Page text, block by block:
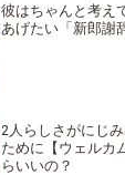
彼はちゃんと考え
あげたい「新郎謝
2人らしさがにじ
ために【ウェルカ
らいいの？